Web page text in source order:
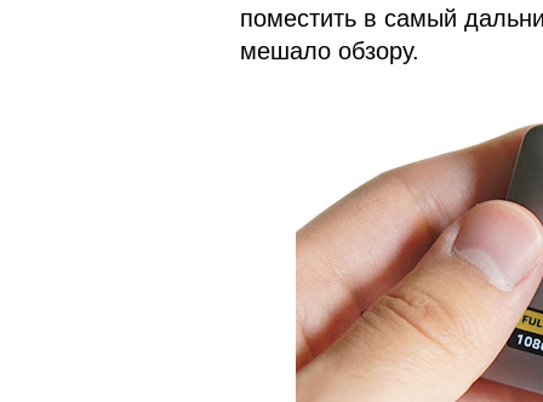
поместить в самый
мешало обзору.